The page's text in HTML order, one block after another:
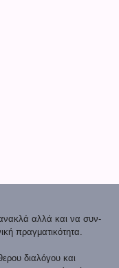
αλλά και να συν-
πραγματικότητα.
διαλόγου και